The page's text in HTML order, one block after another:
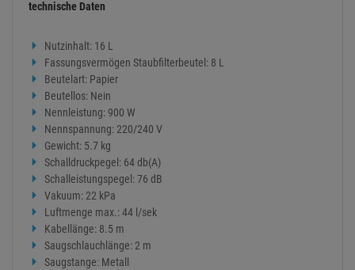
Leistungsstark und dennoch geräuscharm
Bei geringen Geräuschemissionen liefert der TASKI go erstklassige
Reinigungsergebnisse. Dies durch die Kombination eines 900W
Hochleistungsmotors und dessen intelligenter Anordnung.
Hergestellt aus 75% recyceltem Material
Der TASKI go besteht zu 75% aus recyceltem Kunststoff und ist
RoHS- und REACH-konform.
technische Daten
Nutzinhalt: 16 L